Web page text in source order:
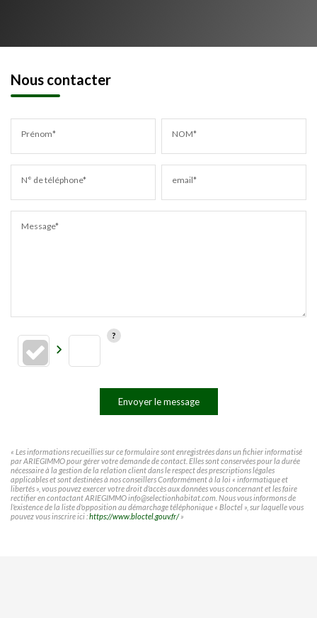
Nous contacter
Prénom* NOM*
N° de téléphone* email*
Message*
Envoyer le message
« Les informations recueillies sur ce formulaire sont enregistrées dans un fichier informatisé
par ARIEGIMMO pour gérer votre demande de contact. Elles sont conservées pour la durée
nécessaire à la gestion de la relation client dans le respect des prescriptions légales
applicables et sont destinées à nos conseillers Conformément à la loi « informatique et
libertés », vous pouvez exercer votre droit d'accès aux données vous concernant et les faire
rectifier en contactant ARIEGIMMO info@selectionhabitat.com. Nous vous informons de
l'existence de la liste d'opposition au démarchage téléphonique « Bloctel », sur laquelle vous
pouvez vous inscrire ici :https://www.bloctel.gouv.fr/»